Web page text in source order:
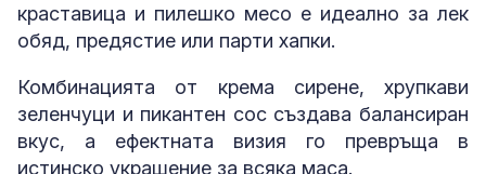
краставица и пилешко месо е идеално за лек
обяд, предястие или парти хапки.
Комбинацията от крема сирене, хрупкави
зеленчуци и пикантен сос създава балансиран
вкус, а ефектната визия го превръща в
истинско украшение за всяка маса.